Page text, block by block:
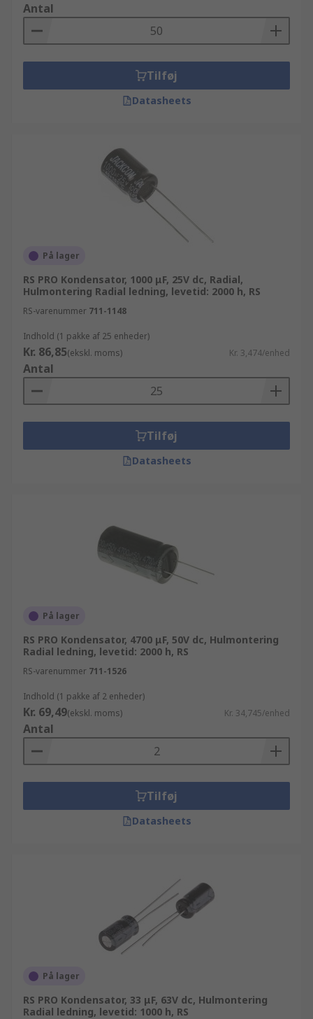
Antal
Tilføj
Datasheets
På lager
RS PRO Kondensator, 1000 μF, 25V dc, Radial,
Hulmontering Radial ledning, levetid: 2000 h, RS
RS-varenummer 711-1148
Indhold (1 pakke af 25 enheder)
Kr. 86,85(ekskl. moms) Kr. 3,474/enhed
Antal
Tilføj
Datasheets
På lager
RS PRO Kondensator, 4700 μF, 50V dc, Hulmontering
Radial ledning, levetid: 2000 h, RS
RS-varenummer 711-1526
Indhold (1 pakke af 2 enheder)
Kr. 69,49(ekskl. moms) Kr. 34,745/enhed
Antal
Tilføj
Datasheets
På lager
RS PRO Kondensator, 33 μF, 63V dc, Hulmontering
Radial ledning, levetid: 1000 h, RS